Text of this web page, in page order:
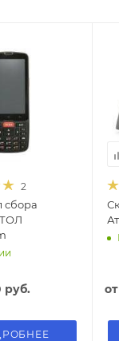
2
сбора
руб.